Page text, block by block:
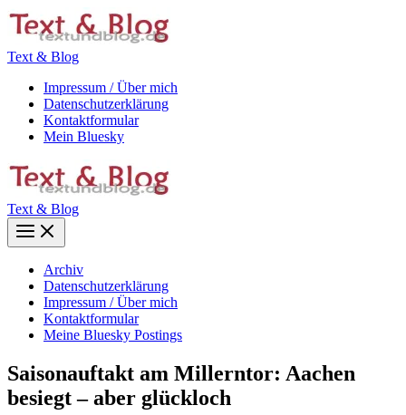
Zum
Inhalt
Text & Blog
Impressum / Über mich
Datenschutzerklärung
Kontaktformular
Mein Bluesky
Text & Blog
Main
Menu
Archiv
Datenschutzerklärung
Impressum / Über mich
Kontaktformular
Meine Bluesky Postings
Saisonauftakt am Millerntor: Aachen
besiegt – aber glückloch